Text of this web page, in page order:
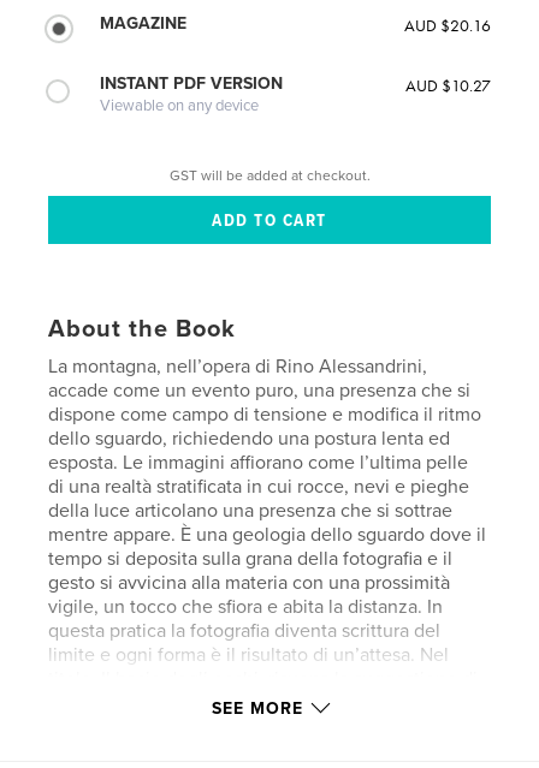
MAGAZINE
AUD $20.16
INSTANT PDF VERSION
Viewable on any device
AUD $10.27
GST will be added at checkout.
About the Book
La montagna, nell’opera di Rino Alessandrini,
accade come un evento puro, una presenza che si
dispone come campo di tensione e modifica il ritmo
dello sguardo, richiedendo una postura lenta ed
esposta. Le immagini affiorano come l’ultima pelle
di una realtà stratificata in cui rocce, nevi e pieghe
della luce articolano una presenza che si sottrae
mentre appare. È una geologia dello sguardo dove il
tempo si deposita sulla grana della fotografia e il
gesto si avvicina alla materia con una prossimità
vigile, un tocco che sfiora e abita la distanza. In
questa pratica la fotografia diventa scrittura del
limite e ogni forma è il risultato di un’attesa. Nel
Jacques Derrida sullo sguardo che si fa contatto e
SEE MORE